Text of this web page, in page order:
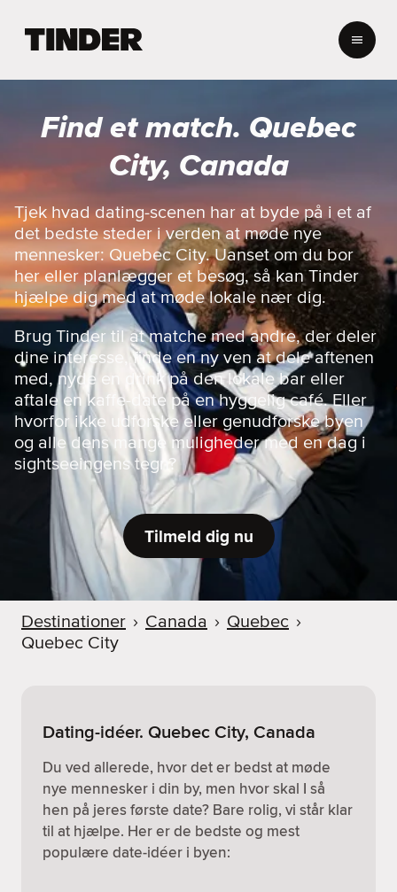
r
s
t
a
r
t
s
i
d
e
Find et match. Quebec
City, Canada
Tjek hvad dating-scenen har at byde på i et af
det bedste steder i verden at møde nye
mennesker: Quebec City. Uanset om du bor
her eller planlægger et besøg, så kan Tinder
hjælpe dig med at møde lokale nær dig.
Brug Tinder til at matche med andre, der deler
dine interesse, finde en ny ven at dele aftenen
med, nyde en drink på den lokale bar eller
aftale en kaffe-date på en hyggelig café. Eller
hvorfor ikke udforske eller genudforske byen
og alle dens mange muligheder med en dag i
sightseeingens tegn?
Tilmeld dig nu
Destinationer › Canada › Quebec ›
Quebec City
Dating-idéer. Quebec City, Canada
Du ved allerede, hvor det er bedst at møde
nye mennesker i din by, men hvor skal I så
hen på jeres første date? Bare rolig, vi står klar
til at hjælpe. Her er de bedste og mest
populære date-idéer i byen: